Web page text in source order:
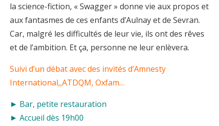
la science-fiction, « Swagger » donne vie aux propos et
aux fantasmes de ces enfants d’Aulnay et de Sevran.
Car, malgré les difficultés de leur vie, ils ont des rêves
et de l’ambition. Et ça, personne ne leur enlèvera.
Suivi d’un débat avec des invités d’Amnesty
International,,ATDQM, Oxfam…
► Bar, petite restauration
► Accueil dès 19h00